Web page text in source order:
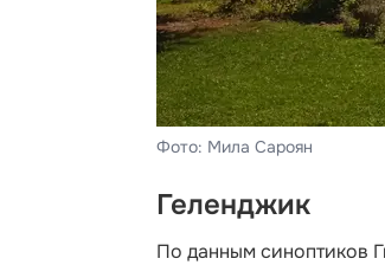
Фото: Мила Сароян
Геленджик
По данным синоптиков